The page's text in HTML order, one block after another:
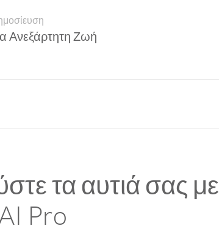
Ανεξάρτητη Ζωή
τα αυτιά σας με
Pro